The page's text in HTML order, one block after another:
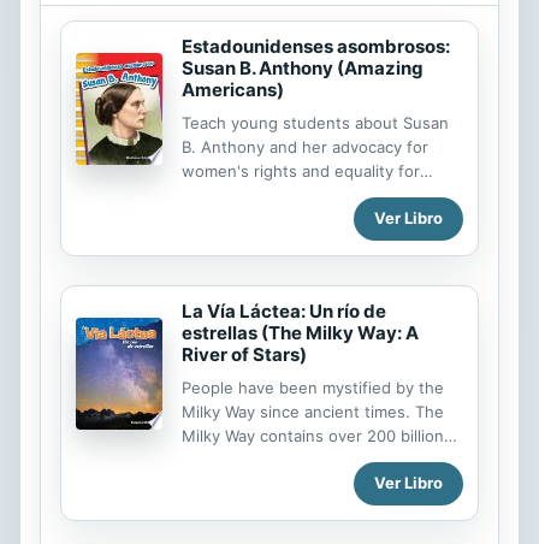
Estadounidenses asombrosos:
Susan B. Anthony (Amazing
Americans)
Teach young students about Susan
B. Anthony and her advocacy for
women's rights and equality for
everyone. This Spanish-translated
biography tells early readers about
her inspiring life and how she
American. Engaging informational
text, with primary source documents
and images, keep students reading
as they build their literacy skills and
social studies content knowledge.
Simple text features help students
navigate the text.
Ver Libro
La Vía Láctea: Un río de
estrellas (The Milky Way: A
River of Stars)
People have been mystified by the
Milky Way since ancient times. The
Milky Way contains over 200 billion
stars, but it is also made up of
gases, dust, stars, planets, and solar
systems. With detailed images and
Ver Libro